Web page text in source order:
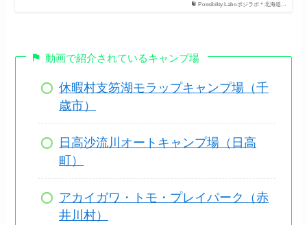
Possibility.Laboポジラボ＊北海道…
動画で紹介されているキャンプ場
休暇村支笏湖モラップキャンプ場（千
歳市）
日高沙流川オートキャンプ場（日高
町）
アカイガワ・トモ・プレイパーク（赤
井川村）